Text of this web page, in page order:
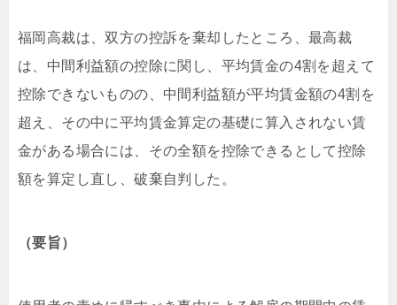
福岡高裁は、双方の控訴を棄却したところ、最高裁
は、中間利益額の控除に関し、平均賃金の4割を超えて
控除できないものの、中間利益額が平均賃金額の4割を
超え、その中に平均賃金算定の基礎に算入されない賃
金がある場合には、その全額を控除できるとして控除
額を算定し直し、破棄自判した。
（要旨）